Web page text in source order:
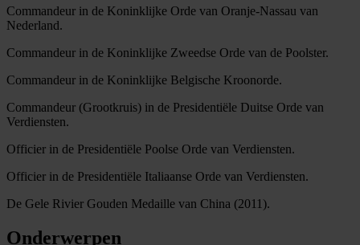
Commandeur in de Koninklijke Orde van Oranje-Nassau van
Nederland.
Commandeur in de Koninklijke Zweedse Orde van de Poolster.
Commandeur in de Koninklijke Belgische Kroonorde.
Commandeur (Grootkruis) in de Presidentiële Duitse Orde van
Verdiensten.
Officier in de Presidentiële Poolse Orde van Verdiensten.
Officier in de Presidentiële Italiaanse Orde van Verdiensten.
De Gele Rivier Gouden Medaille van China (2011).
Onderwerpen